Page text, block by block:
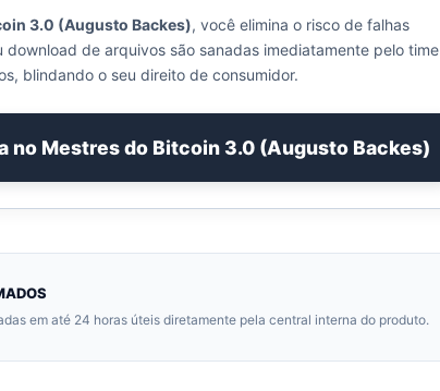
3.0 (Augusto Backes), você elimina o risco de falhas
de arquivos são sanadas imediatamente pelo time
blindando o seu direito de consumidor.
no Mestres do Bitcoin 3.0 (Augusto Backes)
em até 24 horas úteis diretamente pela central interna do produto.